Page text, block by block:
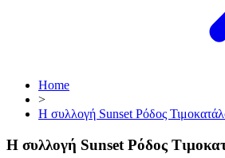
Home
>
Η συλλογή Sunset Ρόδος
Η συλλογή Sunset Ρόδος